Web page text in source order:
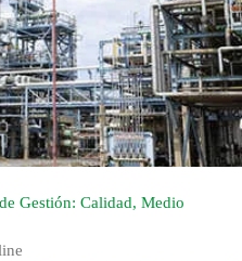
Gestión: Calidad, Medio